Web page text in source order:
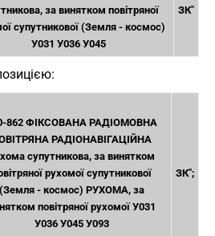
за винятком повітряної
супутникової (Земля - космос)
У031 У036 У045
ЗК"
862 ФІКСОВАНА РАДІОМОВНА
РАДІОНАВІГАЦІЙНА
супутникова, за винятком
рухомої супутникової
(Земля - космос) РУХОМА, за
повітряної рухомої У031
У036 У045 У093
ЗК";